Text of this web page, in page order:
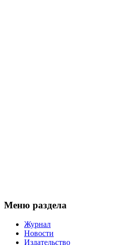
Меню раздела
Журнал
Новости
Издательство